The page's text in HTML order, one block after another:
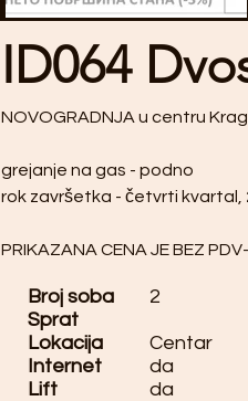
ID064
NOVOGRADNJA u centru
grejanje na gas - podno
rok završetka - četvrti kvartal,
PRIKAZANA CENA JE BEZ
Broj soba 2
Sprat
Lokacija
Centar
Internet
da
Lift
da